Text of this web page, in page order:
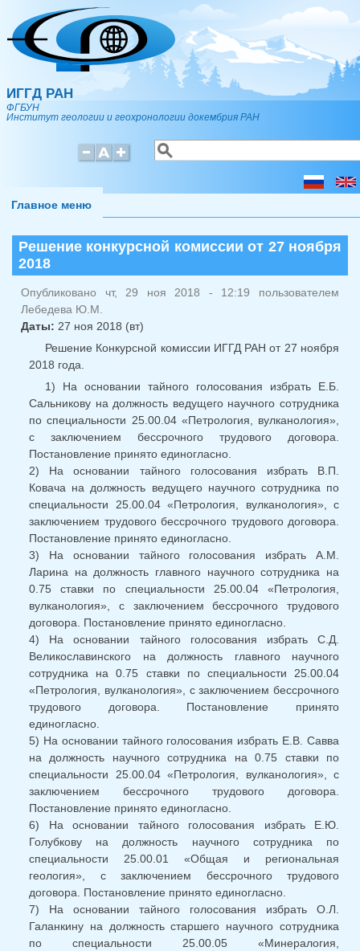
Перейти к основному содержанию
ИГГД РАН
ФГБУН
Институт геологии и геохронологии докембрия РАН
Форма поиска
Поиск
Главное меню
Решение конкурсной комиссии от 27 ноября
2018
Опубликовано чт, 29 ноя 2018 - 12:19 пользователем
Лебедева Ю.М.
Даты: 27 ноя 2018 (вт)
Решение Конкурсной комиссии ИГГД РАН от 27 ноября
2018 года.
1) На основании тайного голосования избрать Е.Б.
Сальникову на должность ведущего научного сотрудника
по специальности 25.00.04 «Петрология, вулканология»,
с заключением бессрочного трудового договора.
Постановление принято единогласно.
2) На основании тайного голосования избрать В.П.
Ковача на должность ведущего научного сотрудника по
специальности 25.00.04 «Петрология, вулканология», с
заключением трудового бессрочного трудового договора.
Постановление принято единогласно.
3) На основании тайного голосования избрать А.М.
Ларина на должность главного научного сотрудника на
0.75 ставки по специальности 25.00.04 «Петрология,
вулканология», с заключением бессрочного трудового
договора. Постановление принято единогласно.
4) На основании тайного голосования избрать С.Д.
Великославинского на должность главного научного
сотрудника на 0.75 ставки по специальности 25.00.04
«Петрология, вулканология», с заключением бессрочного
трудового договора. Постановление принято
единогласно.
5) На основании тайного голосования избрать Е.В. Савва
на должность научного сотрудника на 0.75 ставки по
специальности 25.00.04 «Петрология, вулканология», с
заключением бессрочного трудового договора.
Постановление принято единогласно.
6) На основании тайного голосования избрать Е.Ю.
Голубкову на должность научного сотрудника по
специальности 25.00.01 «Общая и региональная
геология», с заключением бессрочного трудового
договора. Постановление принято единогласно.
7) На основании тайного голосования избрать О.Л.
Галанкину на должность старшего научного сотрудника
по специальности 25.00.05 «Минералогия,